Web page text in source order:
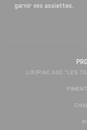
garnir vos assiettes.
LOUPIAC AOC "LES